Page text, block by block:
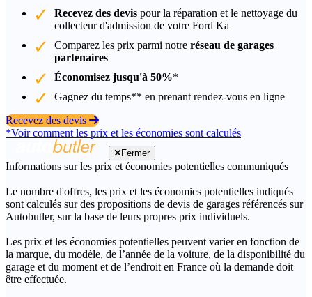
Recevez des devis pour la réparation et le nettoyage du
collecteur d'admission de votre Ford Ka
Comparez les prix parmi notre réseau de garages
partenaires
Économisez jusqu'à 50%*
Gagnez du temps** en prenant rendez-vous en ligne
Recevez des devis
*Voir comment les prix et les économies sont calculés
Fermer
Informations sur les prix et économies potentielles communiqués
Le nombre d'offres, les prix et les économies potentielles indiqués
sont calculés sur des propositions de devis de garages référencés sur
Autobutler, sur la base de leurs propres prix individuels.
Les prix et les économies potentielles peuvent varier en fonction de
la marque, du modèle, de l’année de la voiture, de la disponibilité du
garage et du moment et de l’endroit en France où la demande doit
être effectuée.